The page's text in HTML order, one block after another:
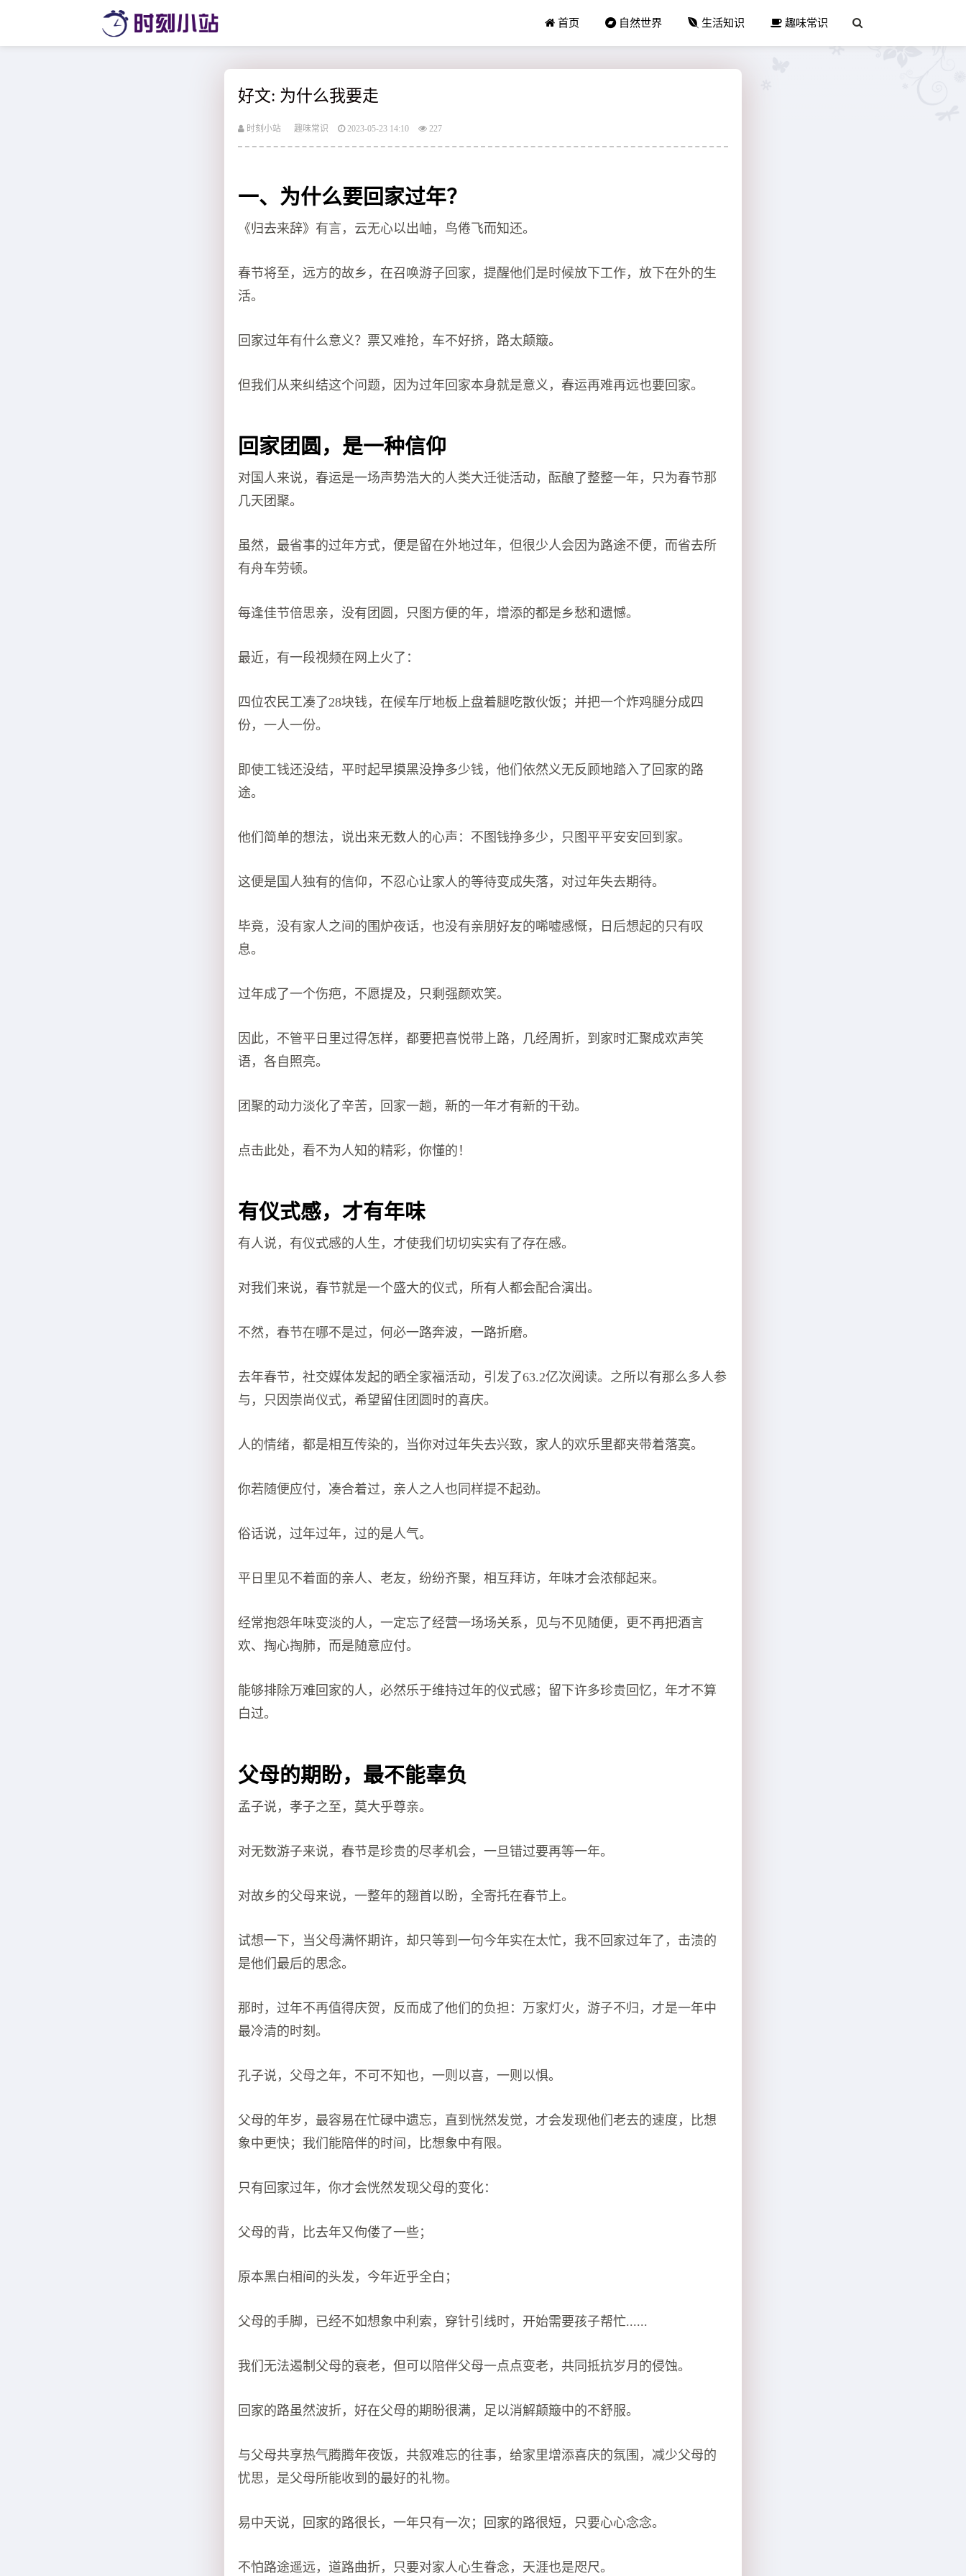
首页 自然世界 生活知识 趣味常识
好文: 为什么我要走
时刻小站 趣味常识 2023-05-23 14:10 227
一、为什么要回家过年？
《归去来辞》有言，云无心以出岫，鸟倦飞而知还。
春节将至，远方的故乡，在召唤游子回家，提醒他们是时候放下工作，放下在外的生
活。
回家过年有什么意义？票又难抢，车不好挤，路太颠簸。
但我们从来纠结这个问题，因为过年回家本身就是意义，春运再难再远也要回家。
回家团圆，是一种信仰
对国人来说，春运是一场声势浩大的人类大迁徙活动，酝酿了整整一年，只为春节那
几天团聚。
虽然，最省事的过年方式，便是留在外地过年，但很少人会因为路途不便，而省去所
有舟车劳顿。
每逢佳节倍思亲，没有团圆，只图方便的年，增添的都是乡愁和遗憾。
最近，有一段视频在网上火了：
四位农民工凑了28块钱，在候车厅地板上盘着腿吃散伙饭；并把一个炸鸡腿分成四
份，一人一份。
即使工钱还没结，平时起早摸黑没挣多少钱，他们依然义无反顾地踏入了回家的路
途。
他们简单的想法，说出来无数人的心声：不图钱挣多少，只图平平安安回到家。
这便是国人独有的信仰，不忍心让家人的等待变成失落，对过年失去期待。
毕竟，没有家人之间的围炉夜话，也没有亲朋好友的唏嘘感慨，日后想起的只有叹
息。
过年成了一个伤疤，不愿提及，只剩强颜欢笑。
因此，不管平日里过得怎样，都要把喜悦带上路，几经周折，到家时汇聚成欢声笑
语，各自照亮。
团聚的动力淡化了辛苦，回家一趟，新的一年才有新的干劲。
点击此处，看不为人知的精彩，你懂的！
有仪式感，才有年味
有人说，有仪式感的人生，才使我们切切实实有了存在感。
对我们来说，春节就是一个盛大的仪式，所有人都会配合演出。
不然，春节在哪不是过，何必一路奔波，一路折磨。
去年春节，社交媒体发起的晒全家福活动，引发了63.2亿次阅读。之所以有那么多人参
与，只因崇尚仪式，希望留住团圆时的喜庆。
人的情绪，都是相互传染的，当你对过年失去兴致，家人的欢乐里都夹带着落寞。
你若随便应付，凑合着过，亲人之人也同样提不起劲。
俗话说，过年过年，过的是人气。
平日里见不着面的亲人、老友，纷纷齐聚，相互拜访，年味才会浓郁起来。
经常抱怨年味变淡的人，一定忘了经营一场场关系，见与不见随便，更不再把酒言
欢、掏心掏肺，而是随意应付。
能够排除万难回家的人，必然乐于维持过年的仪式感；留下许多珍贵回忆，年才不算
白过。
父母的期盼，最不能辜负
孟子说，孝子之至，莫大乎尊亲。
对无数游子来说，春节是珍贵的尽孝机会，一旦错过要再等一年。
对故乡的父母来说，一整年的翘首以盼，全寄托在春节上。
试想一下，当父母满怀期许，却只等到一句今年实在太忙，我不回家过年了，击溃的
是他们最后的思念。
那时，过年不再值得庆贺，反而成了他们的负担：万家灯火，游子不归，才是一年中
最冷清的时刻。
孔子说，父母之年，不可不知也，一则以喜，一则以惧。
父母的年岁，最容易在忙碌中遗忘，直到恍然发觉，才会发现他们老去的速度，比想
象中更快；我们能陪伴的时间，比想象中有限。
只有回家过年，你才会恍然发现父母的变化：
父母的背，比去年又佝偻了一些；
原本黑白相间的头发，今年近乎全白；
父母的手脚，已经不如想象中利索，穿针引线时，开始需要孩子帮忙......
我们无法遏制父母的衰老，但可以陪伴父母一点点变老，共同抵抗岁月的侵蚀。
回家的路虽然波折，好在父母的期盼很满，足以消解颠簸中的不舒服。
与父母共享热气腾腾年夜饭，共叙难忘的往事，给家里增添喜庆的氛围，减少父母的
忧思，是父母所能收到的最好的礼物。
易中天说，回家的路很长，一年只有一次；回家的路很短，只要心心念念。
不怕路途遥远，道路曲折，只要对家人心生眷念，天涯也是咫尺。